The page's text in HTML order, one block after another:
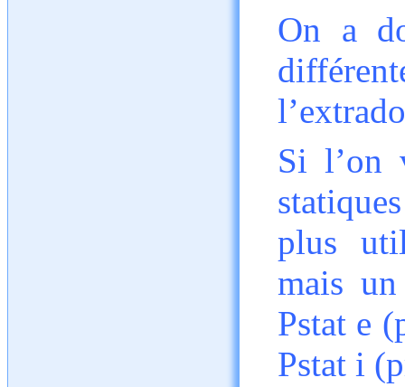
On a
Si l’on
plus
mais
Pstat e
Pstat i